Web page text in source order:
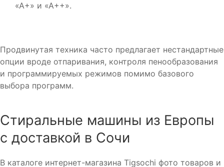
«А+» и «А++».
Продвинутая техника часто предлагает нестандартные
опции вроде отпаривания, контроля пенообразования
и программируемых режимов помимо базового
выбора программ.
Стиральные машины из Европы
с доставкой в Сочи
В каталоге интернет-магазина Tigsochi фото товаров и